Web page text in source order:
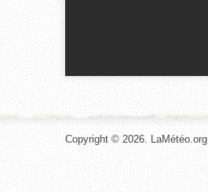
Copyright © 2026. LaMétéo.org